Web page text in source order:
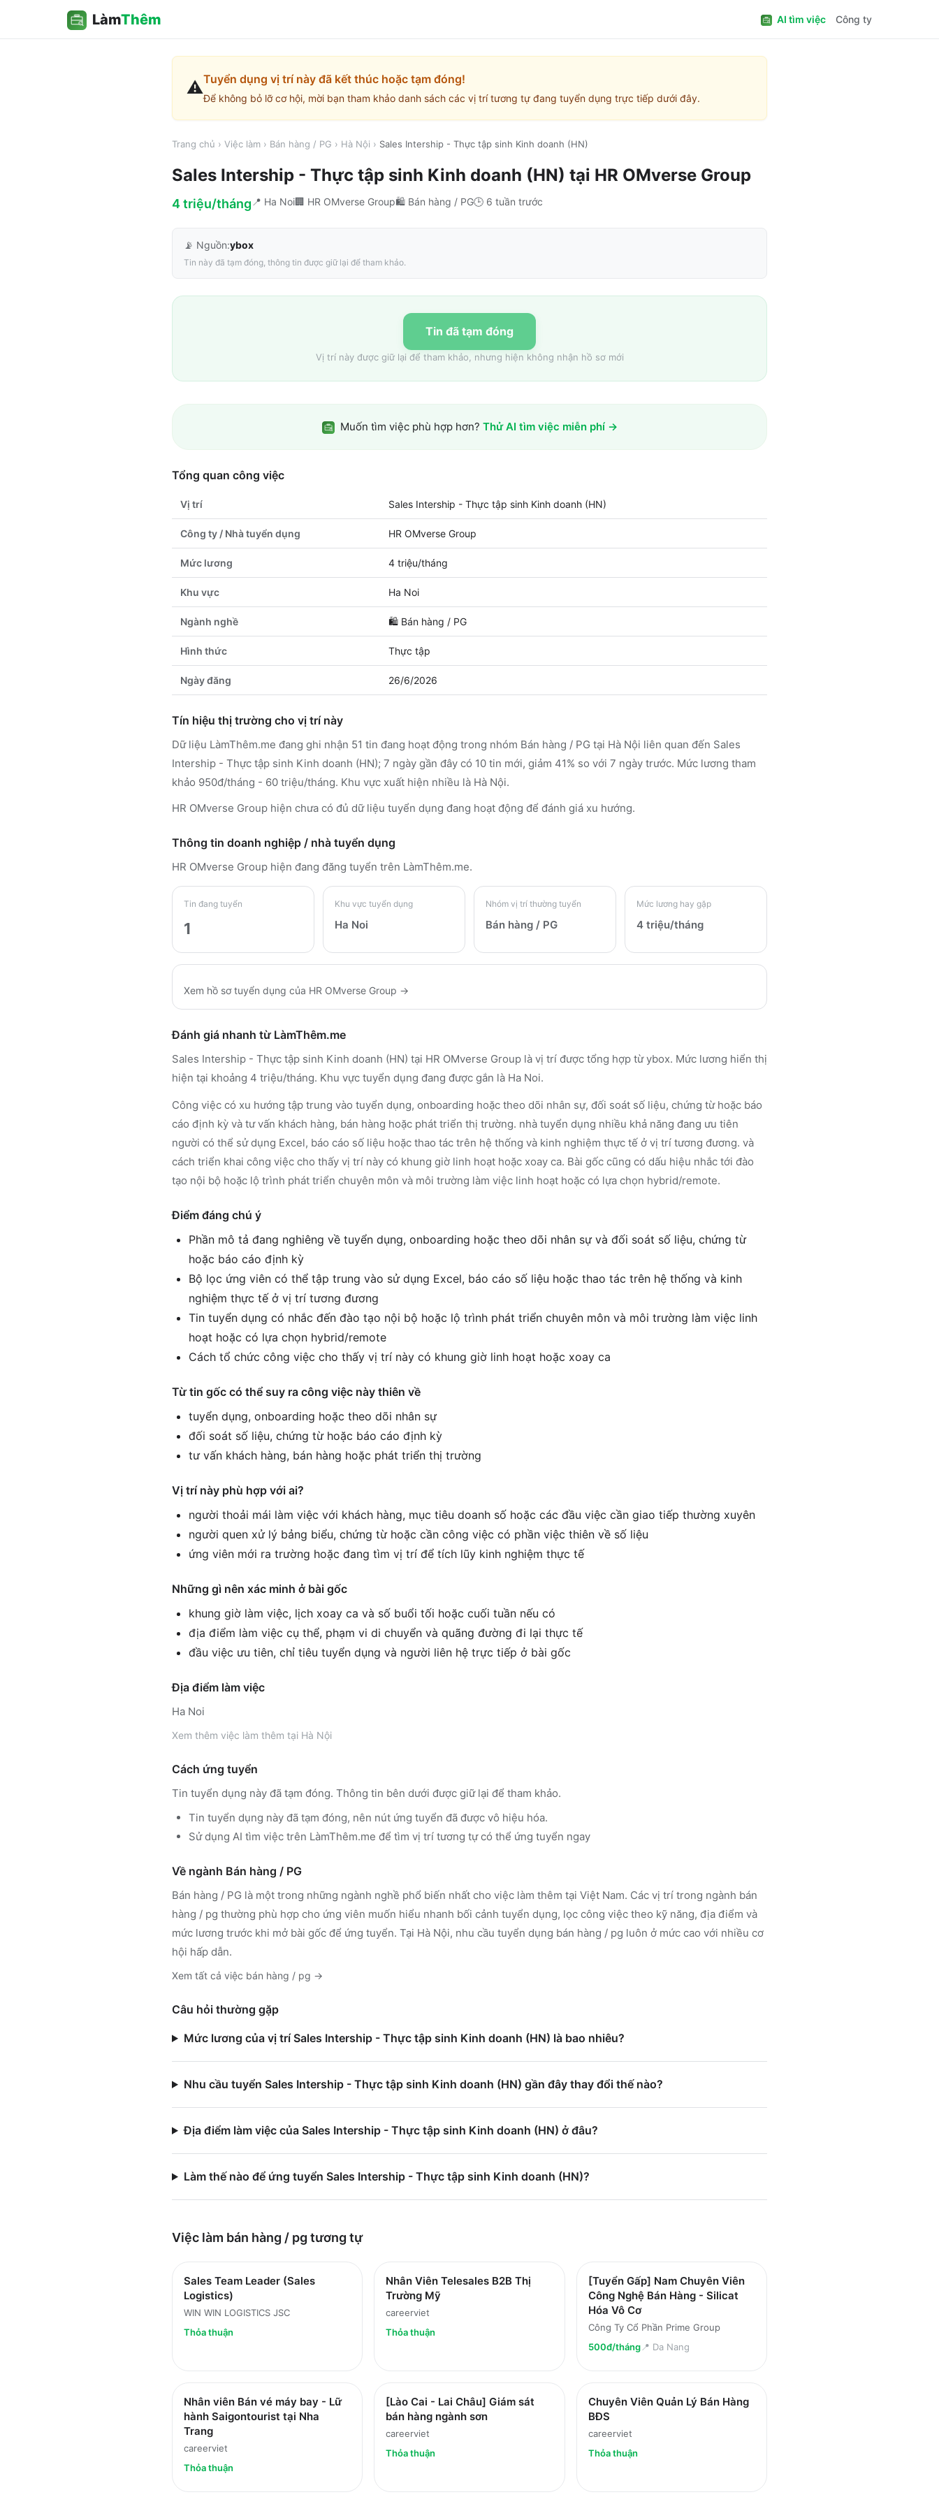
LàmThêm AI tìm việc Công ty
⚠️Tuyển dụng vị trí này đã kết thúc hoặc tạm đóng!
Để không bỏ lỡ cơ hội, mời bạn tham khảo danh sách các vị trí tương tự đang tuyển dụng trực tiếp dưới đây.
Trang chủ › Việc làm › Bán hàng / PG › Hà Nội › Sales Intership - Thực tập sinh Kinh doanh (HN)
Sales Intership - Thực tập sinh Kinh doanh (HN) tại HR OMverse Group
4 triệu/tháng 📍 Ha Noi🏢 HR OMverse Group🛍️ Bán hàng / PG🕒 6 tuần trước
📡 Nguồn:ybox
Tin này đã tạm đóng, thông tin được giữ lại để tham khảo.
Tin đã tạm đóng
Vị trí này được giữ lại để tham khảo, nhưng hiện không nhận hồ sơ mới
Muốn tìm việc phù hợp hơn? Thử AI tìm việc miễn phí →
Tổng quan công việc
Vị trí Sales Intership - Thực tập sinh Kinh doanh (HN)
Công ty / Nhà tuyển dụng HR OMverse Group
Mức lương 4 triệu/tháng
Khu vực Ha Noi
Ngành nghề 🛍️ Bán hàng / PG
Hình thức Thực tập
Ngày đăng 26/6/2026
Tín hiệu thị trường cho vị trí này
Dữ liệu LàmThêm.me đang ghi nhận 51 tin đang hoạt động trong nhóm Bán hàng / PG tại Hà Nội liên quan đến Sales
Intership - Thực tập sinh Kinh doanh (HN); 7 ngày gần đây có 10 tin mới, giảm 41% so với 7 ngày trước. Mức lương tham
khảo 950đ/tháng - 60 triệu/tháng. Khu vực xuất hiện nhiều là Hà Nội.
HR OMverse Group hiện chưa có đủ dữ liệu tuyển dụng đang hoạt động để đánh giá xu hướng.
Thông tin doanh nghiệp / nhà tuyển dụng
HR OMverse Group hiện đang đăng tuyển trên LàmThêm.me.
Tin đang tuyển
1
Khu vực tuyển dụng
Ha Noi
Nhóm vị trí thường tuyển
Bán hàng / PG
Mức lương hay gặp
4 triệu/tháng
Xem hồ sơ tuyển dụng của HR OMverse Group →
Đánh giá nhanh từ LàmThêm.me
Sales Intership - Thực tập sinh Kinh doanh (HN) tại HR OMverse Group là vị trí được tổng hợp từ ybox. Mức lương hiển thị
hiện tại khoảng 4 triệu/tháng. Khu vực tuyển dụng đang được gắn là Ha Noi.
Công việc có xu hướng tập trung vào tuyển dụng, onboarding hoặc theo dõi nhân sự, đối soát số liệu, chứng từ hoặc báo
cáo định kỳ và tư vấn khách hàng, bán hàng hoặc phát triển thị trường. nhà tuyển dụng nhiều khả năng đang ưu tiên
người có thể sử dụng Excel, báo cáo số liệu hoặc thao tác trên hệ thống và kinh nghiệm thực tế ở vị trí tương đương. và
cách triển khai công việc cho thấy vị trí này có khung giờ linh hoạt hoặc xoay ca. Bài gốc cũng có dấu hiệu nhắc tới đào
tạo nội bộ hoặc lộ trình phát triển chuyên môn và môi trường làm việc linh hoạt hoặc có lựa chọn hybrid/remote.
Điểm đáng chú ý
Phần mô tả đang nghiêng về tuyển dụng, onboarding hoặc theo dõi nhân sự và đối soát số liệu, chứng từ
hoặc báo cáo định kỳ
Bộ lọc ứng viên có thể tập trung vào sử dụng Excel, báo cáo số liệu hoặc thao tác trên hệ thống và kinh
nghiệm thực tế ở vị trí tương đương
Tin tuyển dụng có nhắc đến đào tạo nội bộ hoặc lộ trình phát triển chuyên môn và môi trường làm việc linh
hoạt hoặc có lựa chọn hybrid/remote
Cách tổ chức công việc cho thấy vị trí này có khung giờ linh hoạt hoặc xoay ca
Từ tin gốc có thể suy ra công việc này thiên về
tuyển dụng, onboarding hoặc theo dõi nhân sự
đối soát số liệu, chứng từ hoặc báo cáo định kỳ
tư vấn khách hàng, bán hàng hoặc phát triển thị trường
Vị trí này phù hợp với ai?
người thoải mái làm việc với khách hàng, mục tiêu doanh số hoặc các đầu việc cần giao tiếp thường xuyên
người quen xử lý bảng biểu, chứng từ hoặc cần công việc có phần việc thiên về số liệu
ứng viên mới ra trường hoặc đang tìm vị trí để tích lũy kinh nghiệm thực tế
Những gì nên xác minh ở bài gốc
khung giờ làm việc, lịch xoay ca và số buổi tối hoặc cuối tuần nếu có
địa điểm làm việc cụ thể, phạm vi di chuyển và quãng đường đi lại thực tế
đầu việc ưu tiên, chỉ tiêu tuyển dụng và người liên hệ trực tiếp ở bài gốc
Địa điểm làm việc
Ha Noi
Xem thêm việc làm thêm tại Hà Nội
Cách ứng tuyển
Tin tuyển dụng này đã tạm đóng. Thông tin bên dưới được giữ lại để tham khảo.
Tin tuyển dụng này đã tạm đóng, nên nút ứng tuyển đã được vô hiệu hóa.
Sử dụng AI tìm việc trên LàmThêm.me để tìm vị trí tương tự có thể ứng tuyển ngay
Về ngành Bán hàng / PG
Bán hàng / PG là một trong những ngành nghề phổ biến nhất cho việc làm thêm tại Việt Nam. Các vị trí trong ngành bán
hàng / pg thường phù hợp cho ứng viên muốn hiểu nhanh bối cảnh tuyển dụng, lọc công việc theo kỹ năng, địa điểm và
mức lương trước khi mở bài gốc để ứng tuyển. Tại Hà Nội, nhu cầu tuyển dụng bán hàng / pg luôn ở mức cao với nhiều cơ
hội hấp dẫn.
Xem tất cả việc bán hàng / pg →
Câu hỏi thường gặp
Mức lương của vị trí Sales Intership - Thực tập sinh Kinh doanh (HN) là bao nhiêu?
Nhu cầu tuyển Sales Intership - Thực tập sinh Kinh doanh (HN) gần đây thay đổi thế nào?
Địa điểm làm việc của Sales Intership - Thực tập sinh Kinh doanh (HN) ở đâu?
Làm thế nào để ứng tuyển Sales Intership - Thực tập sinh Kinh doanh (HN)?
Việc làm bán hàng / pg tương tự
Sales Team Leader (Sales
Logistics)
WIN WIN LOGISTICS JSC
Thỏa thuận
Nhân Viên Telesales B2B Thị
Trường Mỹ
careerviet
Thỏa thuận
[Tuyển Gấp] Nam Chuyên Viên
Công Nghệ Bán Hàng - Silicat
Hóa Vô Cơ
Công Ty Cổ Phần Prime Group
500đ/tháng📍 Da Nang
Nhân viên Bán vé máy bay - Lữ
hành Saigontourist tại Nha
Trang
careerviet
Thỏa thuận
[Lào Cai - Lai Châu] Giám sát
bán hàng ngành sơn
careerviet
Thỏa thuận
Chuyên Viên Quản Lý Bán Hàng
BĐS
careerviet
Thỏa thuận